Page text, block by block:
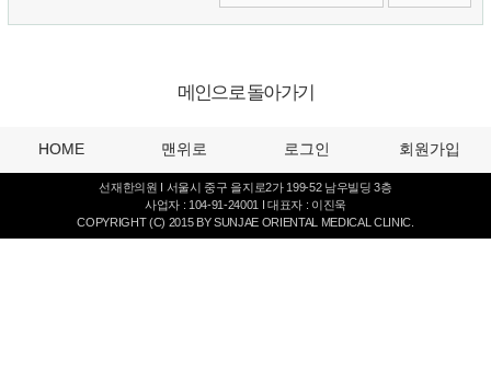
메인으로 돌아가기
HOME 맨위로 로그인 회원가입
선재한의원 I 서울시 중구 을지로2가 199-52 남우빌딩 3층
사업자 : 104-91-24001 I 대표자 : 이진욱
COPYRIGHT (C) 2015 BY SUNJAE ORIENTAL MEDICAL CLINIC.